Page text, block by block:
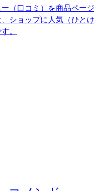
（口コミ）を商品ペー
ショップに人気（ひと
。